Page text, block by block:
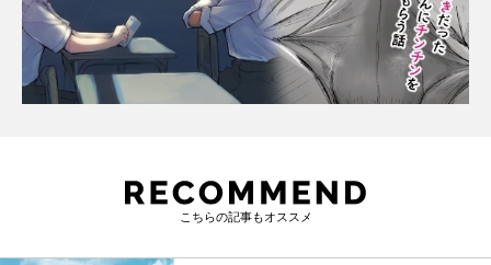
こちらの記事もオススメ